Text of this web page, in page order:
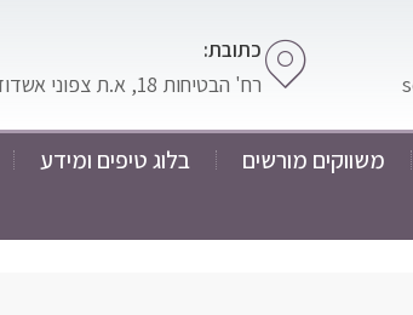
כתובת:
רח' הבטיחות 18, א.ת צפוני אשדוד
משווקים מורשים
בלוג טיפים ומידע